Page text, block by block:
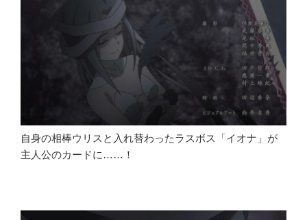
自身の相棒ウリスと入れ替わったラスボス「イオナ」が
主人公のカードに……！